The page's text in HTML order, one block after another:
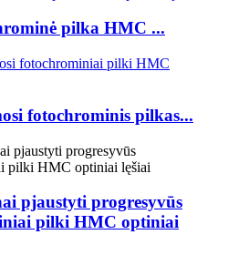
pilka HMC ...
fotochrominis pilkas...
pjaustyti progresyvūs
pilki HMC optiniai